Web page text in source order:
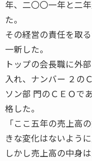
年、二〇〇一年と二
た。
その経営の責任を取
一新した。
トップの会長職に外
入れ、ナンバー ２の
ソン部 門のＣＥＯで
格した。
「ここ五年の売上高
きな変化はないよう
しかし売上高の中身